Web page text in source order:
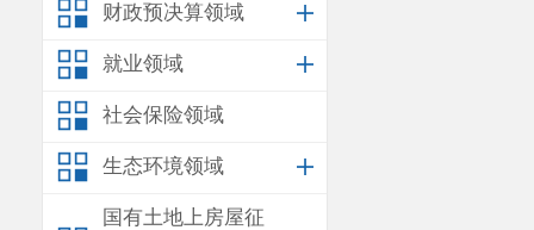
财政预决算领域
就业领域
社会保险领域
生态环境领域
国有土地上房屋征